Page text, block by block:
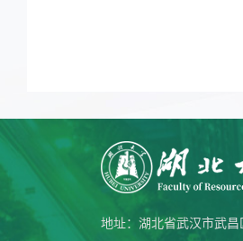
地址：湖北省武汉市武